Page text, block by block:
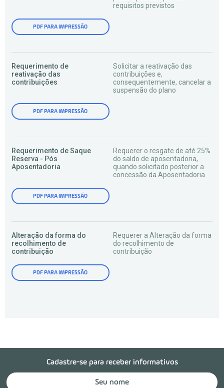
requisitos previstos
PDF PARA IMPRESSÃO
Requerimento de
reativação das
contribuições
Solicitar a reativação das
contribuições e,
consequentemente, cancelar a
suspensão do plano
PDF PARA IMPRESSÃO
Requerimento de Saque
Reserva - Pós
Aposentadoria
Requerer o resgate de até 25%
do saldo de aposentadoria,
quando solicitado posterior a
concessão da Aposentadoria
PDF PARA IMPRESSÃO
Alteração da forma do
recolhimento de
contribuição
Requerer a Alteração da forma
do recolhimento de
contribuição
PDF PARA IMPRESSÃO
Cadastre-se para receber informativos